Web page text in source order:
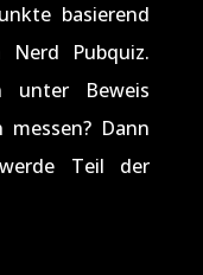
basierend
Pubquiz.
unter Beweis
Dann
Teil der